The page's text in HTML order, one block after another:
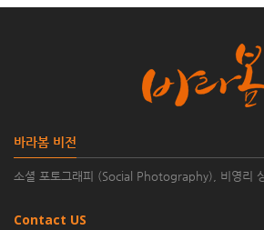
바라봄 비전
소셜 포토그래피 (Social Photography), 비영리
Contact US